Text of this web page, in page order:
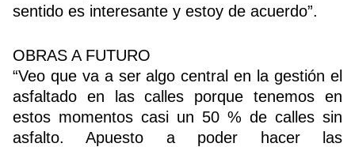
sentido es interesante y estoy de acuerdo”.
OBRAS A FUTURO
“Veo que va a ser algo central en la gestión el
asfaltado en las calles porque tenemos en
estos momentos casi un 50 % de calles sin
asfalto. Apuesto a poder hacer las